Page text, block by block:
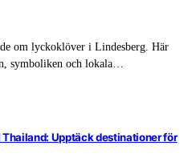
om lyckoklöver i Lindesberg. Här
symboliken och lokala…
Upptäck destinationer för